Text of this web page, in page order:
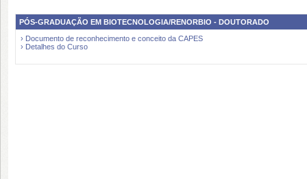
PÓS-GRADUAÇÃO EM BIOTECNOLOGIA/RENORBIO - DOUTORADO
› Documento de reconhecimento e conceito da CAPES
› Detalhes do Curso